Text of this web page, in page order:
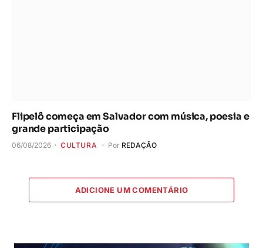
Flipelô começa em Salvador com música, poesia e
grande participação
06/08/2026 CULTURA Por REDAÇÃO
ADICIONE UM COMENTÁRIO